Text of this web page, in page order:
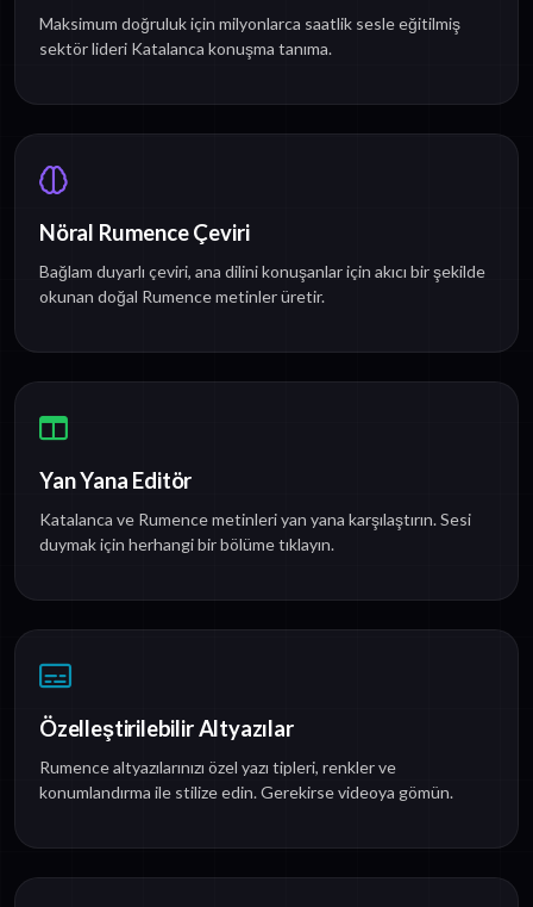
Maksimum doğruluk için milyonlarca saatlik sesle eğitilmiş
sektör lideri Katalanca konuşma tanıma.
Nöral Rumence Çeviri
Bağlam duyarlı çeviri, ana dilini konuşanlar için akıcı bir şekilde
okunan doğal Rumence metinler üretir.
Yan Yana Editör
Katalanca ve Rumence metinleri yan yana karşılaştırın. Sesi
duymak için herhangi bir bölüme tıklayın.
Özelleştirilebilir Altyazılar
Rumence altyazılarınızı özel yazı tipleri, renkler ve
konumlandırma ile stilize edin. Gerekirse videoya gömün.